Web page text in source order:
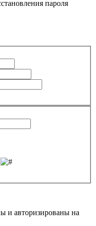
пароля
и авторизированы на